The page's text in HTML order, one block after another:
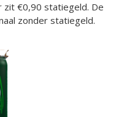
zit €0,90 statiegeld. De
zonder statiegeld.